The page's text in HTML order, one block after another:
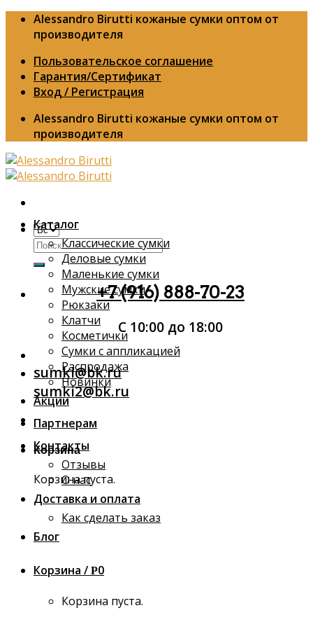
Skip Alessandro Birutti кожаные сумки оптом от
производителя
Пользовательское соглашение
Гарантия/Сертификат
Вход / Регистрация
Alessandro Birutti кожаные сумки оптом от
производителя
Искать:
+7 (916) 888-70-23
С 10:00 до 18:00
sumki@bk.ru
sumki2@bk.ru
Корзина
Корзина пуста.
Каталог
Классические сумки
Деловые сумки
Маленькие сумки
Мужские сумки
Рюкзаки
Клатчи
Косметички
Сумки с аппликацией
Распродажа
Новинки
Акции
Партнерам
Контакты
Отзывы
О нас
Доставка и оплата
Как сделать заказ
Блог
Корзина / Р0
Корзина пуста.